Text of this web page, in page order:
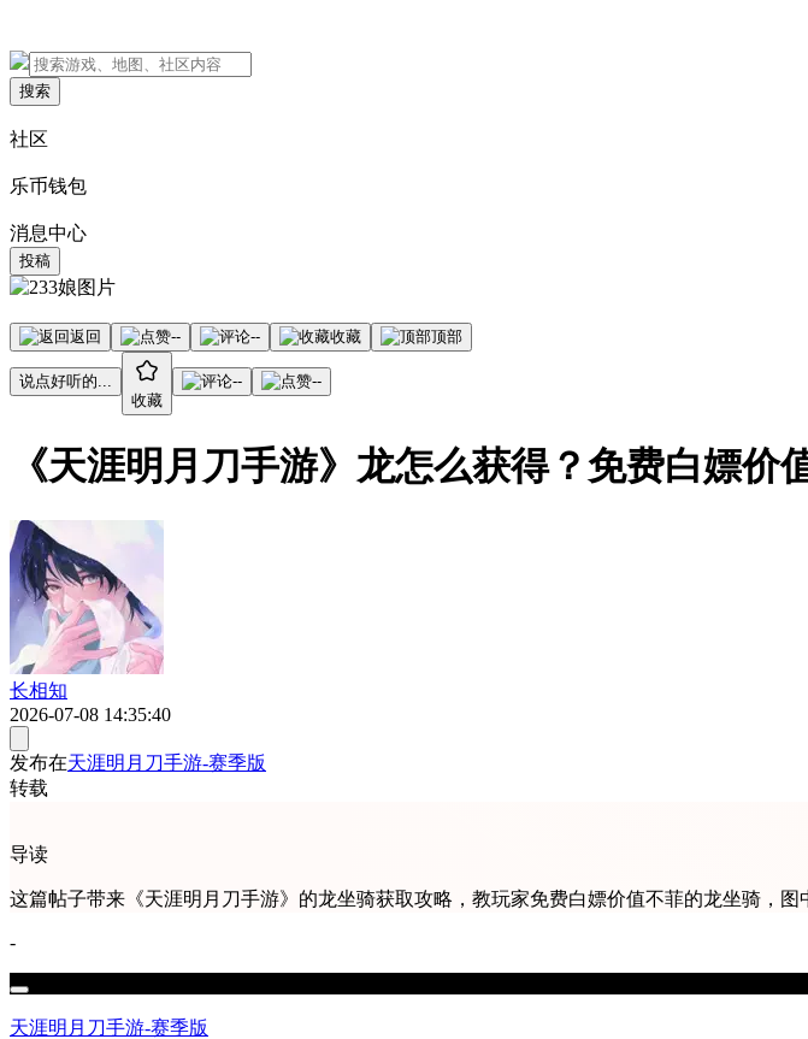
搜索
社区
乐币钱包
消息中心
投稿
返回 -- -- 收藏 顶部
说点好听的...
收藏
-- --
《天涯明月刀手游》龙怎么获得？免费白嫖价
长相知
2026-07-08 14:35:40
发布在天涯明月刀手游-赛季版
转载
导读
这篇帖子带来《天涯明月刀手游》的龙坐骑获取攻略，教玩家免费白嫖价值不菲的龙坐骑，图
-
天涯明月刀手游-赛季版